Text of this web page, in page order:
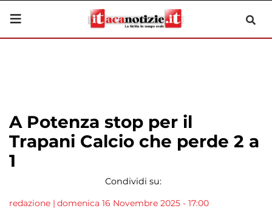
A Potenza stop per il
Trapani Calcio che perde 2 a
1
Condividi su:
redazione | domenica 16 Novembre 2025 - 17:00